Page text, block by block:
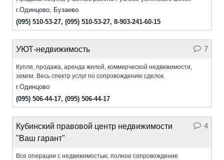
г.Одинцово, Бузаево
(095) 510-53-27, (095) 510-53-27, 8-903-241-60-15
7
УЮТ-недвижимость
Купля, продажа, аренда жилой, коммерческой недвижимости,
земли. Весь спектр услуг по сопровождению сделок.
г.Одинцово
(095) 506-44-17, (095) 506-44-17
4
Кубинский правовой центр недвижимости
"Ваш гарант"
Все операции с недвижимостью, полное сопровождение